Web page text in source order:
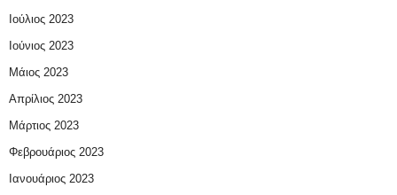
Ιούλιος 2023
Ιούνιος 2023
Μάιος 2023
Απρίλιος 2023
Μάρτιος 2023
Φεβρουάριος 2023
Ιανουάριος 2023